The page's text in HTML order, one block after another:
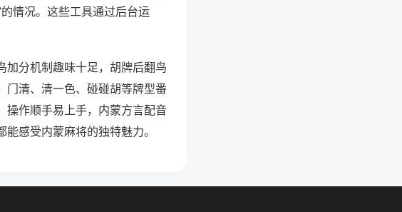
情况。这些工具通过后台运
加分机制趣味十足，胡牌后翻鸟
门清、清一色、碰碰胡等牌型番
操作顺手易上手，内蒙方言配音
感受内蒙麻将的独特魅力。